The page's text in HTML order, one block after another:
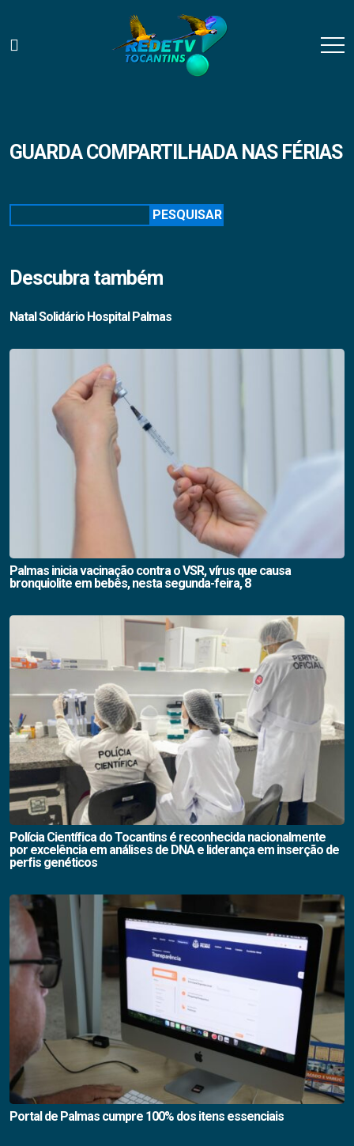
GUARDA COMPARTILHADA NAS FÉRIAS
PESQUISAR
Descubra também
Natal Solidário Hospital Palmas
Palmas inicia vacinação contra o VSR, vírus que causa
bronquiolite em bebês, nesta segunda-feira, 8
Polícia Científica do Tocantins é reconhecida nacionalmente
por excelência em análises de DNA e liderança em inserção de
perfis genéticos
Portal de Palmas cumpre 100% dos itens essenciais